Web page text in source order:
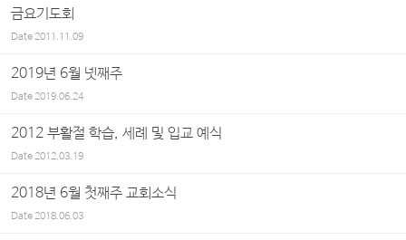
금요기도회
Date2011.11.09
2019년 6월 넷째주
Date2019.06.24
2012 부활절 학습, 세례 및 입교 예식
Date2012.03.19
2018년 6월 첫째주 교회소식
Date2018.06.03